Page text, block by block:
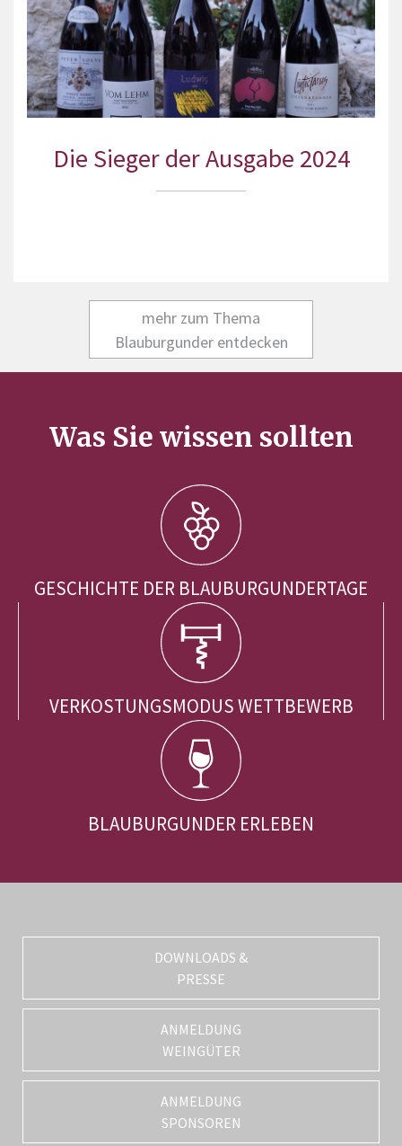
Die Sieger der Ausgabe 2024
mehr zum Thema
Blauburgunder entdecken
Was Sie wissen sollten
GESCHICHTE DER BLAUBURGUNDERTAGE
VERKOSTUNGSMODUS WETTBEWERB
BLAUBURGUNDER ERLEBEN
DOWNLOADS &
PRESSE
ANMELDUNG
WEINGÜTER
ANMELDUNG
SPONSOREN